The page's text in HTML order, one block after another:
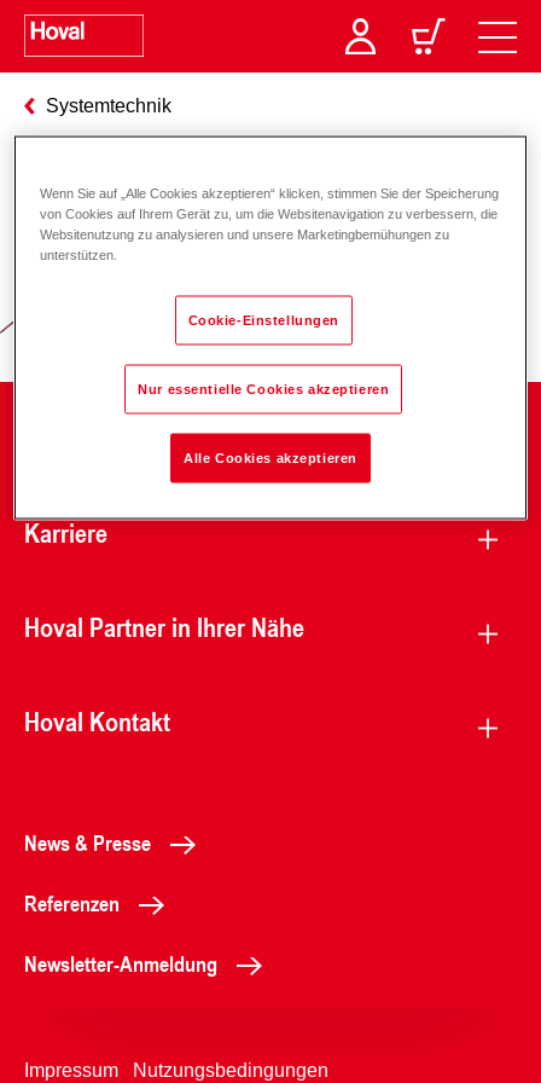
Systemtechnik
Verantwortung für Energie und
Karriere
Hoval Partner in Ihrer Nähe
Hoval Kontakt
News & Presse
Referenzen
Newsletter-Anmeldung
Impressum Nutzungsbedingungen
Wenn Sie auf „Alle Cookies akzeptieren“ klicken, stimmen Sie der Speicherung
von Cookies auf Ihrem Gerät zu, um die Websitenavigation zu verbessern, die
Websitenutzung zu analysieren und unsere Marketingbemühungen zu
unterstützen.
Cookie-Einstellungen
Nur essentielle Cookies akzeptieren
Alle Cookies akzeptieren